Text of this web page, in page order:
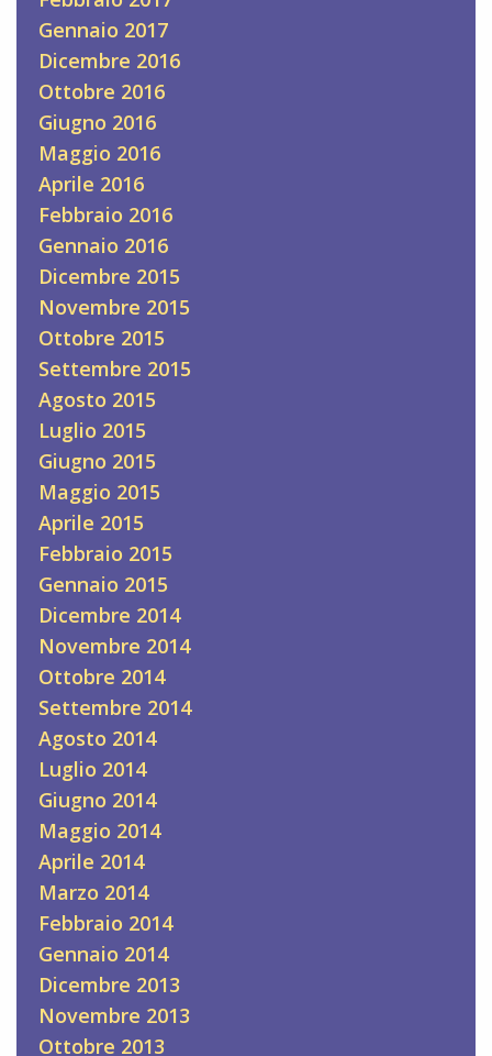
Gennaio 2017
Dicembre 2016
Ottobre 2016
Giugno 2016
Maggio 2016
Aprile 2016
Febbraio 2016
Gennaio 2016
Dicembre 2015
Novembre 2015
Ottobre 2015
Settembre 2015
Agosto 2015
Luglio 2015
Giugno 2015
Maggio 2015
Aprile 2015
Febbraio 2015
Gennaio 2015
Dicembre 2014
Novembre 2014
Ottobre 2014
Settembre 2014
Agosto 2014
Luglio 2014
Giugno 2014
Maggio 2014
Aprile 2014
Marzo 2014
Febbraio 2014
Gennaio 2014
Dicembre 2013
Novembre 2013
Ottobre 2013